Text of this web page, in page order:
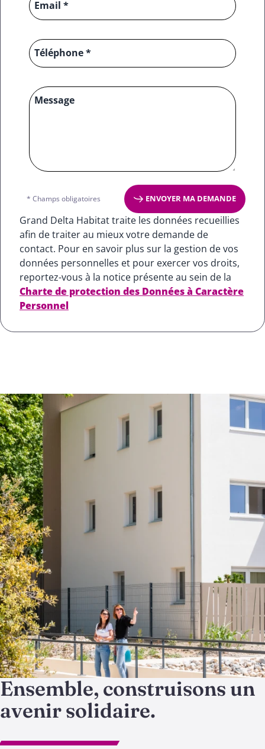
Email *
Téléphone *
Message
* Champs obligatoires ENVOYER MA DEMANDE
Grand Delta Habitat traite les données recueillies
afin de traiter au mieux votre demande de
contact. Pour en savoir plus sur la gestion de vos
données personnelles et pour exercer vos droits,
reportez-vous à la notice présente au sein de la
Charte de protection des Données à Caractère
Personnel
Ensemble, construisons un
avenir solidaire.